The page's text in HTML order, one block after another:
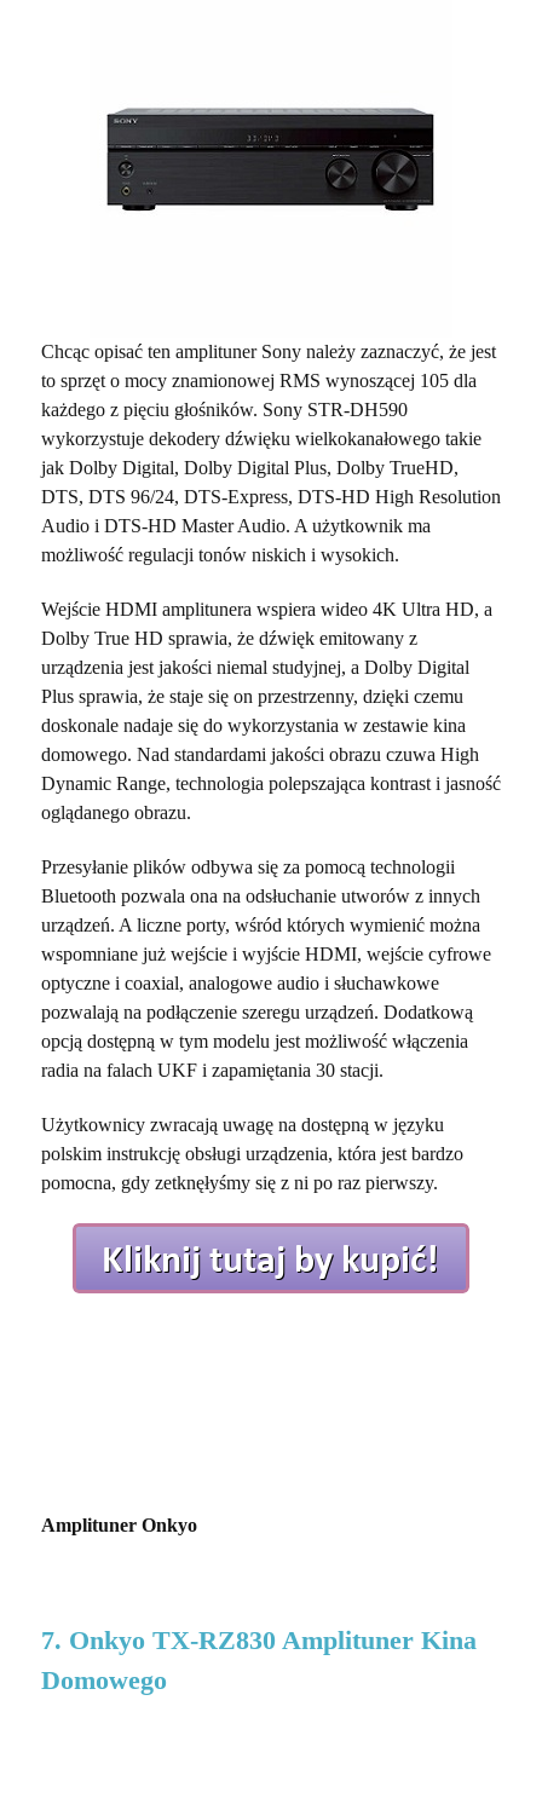
Chcąc opisać ten amplituner Sony należy zaznaczyć, że jest
to sprzęt o mocy znamionowej RMS wynoszącej 105 dla
każdego z pięciu głośników. Sony STR-DH590
wykorzystuje dekodery dźwięku wielkokanałowego takie
jak Dolby Digital, Dolby Digital Plus, Dolby TrueHD,
DTS, DTS 96/24, DTS-Express, DTS-HD High Resolution
Audio i DTS-HD Master Audio. A użytkownik ma
możliwość regulacji tonów niskich i wysokich.
Wejście HDMI amplitunera wspiera wideo 4K Ultra HD, a
Dolby True HD sprawia, że dźwięk emitowany z
urządzenia jest jakości niemal studyjnej, a Dolby Digital
Plus sprawia, że staje się on przestrzenny, dzięki czemu
doskonale nadaje się do wykorzystania w zestawie kina
domowego. Nad standardami jakości obrazu czuwa High
Dynamic Range, technologia polepszająca kontrast i jasność
oglądanego obrazu.
Przesyłanie plików odbywa się za pomocą technologii
Bluetooth pozwala ona na odsłuchanie utworów z innych
urządzeń. A liczne porty, wśród których wymienić można
wspomniane już wejście i wyjście HDMI, wejście cyfrowe
optyczne i coaxial, analogowe audio i słuchawkowe
pozwalają na podłączenie szeregu urządzeń. Dodatkową
opcją dostępną w tym modelu jest możliwość włączenia
radia na falach UKF i zapamiętania 30 stacji.
Użytkownicy zwracają uwagę na dostępną w języku
polskim instrukcję obsługi urządzenia, która jest bardzo
pomocna, gdy zetknęłyśmy się z ni po raz pierwszy.
Amplituner Onkyo
7. Onkyo TX-RZ830 Amplituner Kina
Domowego